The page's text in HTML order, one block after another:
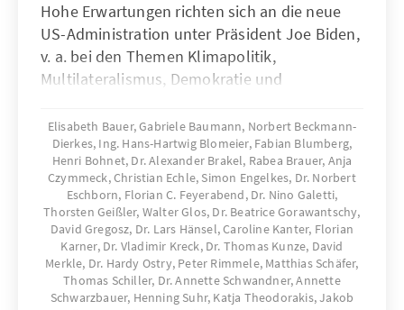
Hohe Erwartungen richten sich an die neue
US-Administration unter Präsident Joe Biden,
v. a. bei den Themen Klimapolitik,
Multilateralismus, Demokratie und
neuen Regierung der USA erwartet? Die
Auslandsmitarbeiterinnen und
Auslandsmitarbeiter der Konrad-
AdenauerStiftung haben sich in ausgewählten
Ländern in Europa, Nordamerika, Afrika,
Asien, Lateinamerika und im Nahen Osten die
wichtigen Trends genauer angesehen.
Elisabeth Bauer, Gabriele Baumann, Norbert Beckmann-
Dierkes, Ing. Hans-Hartwig Blomeier, Fabian Blumberg,
Henri Bohnet, Dr. Alexander Brakel, Rabea Brauer, Anja
Czymmeck, Christian Echle, Simon Engelkes, Dr. Norbert
Eschborn, Florian C. Feyerabend, Dr. Nino Galetti,
Thorsten Geißler, Walter Glos, Dr. Beatrice Gorawantschy,
David Gregosz, Dr. Lars Hänsel, Caroline Kanter, Florian
Karner, Dr. Vladimir Kreck, Dr. Thomas Kunze, David
Merkle, Dr. Hardy Ostry, Peter Rimmele, Matthias Schäfer,
Thomas Schiller, Dr. Annette Schwandner, Annette
Schwarzbauer, Henning Suhr, Katja Theodorakis, Jakob